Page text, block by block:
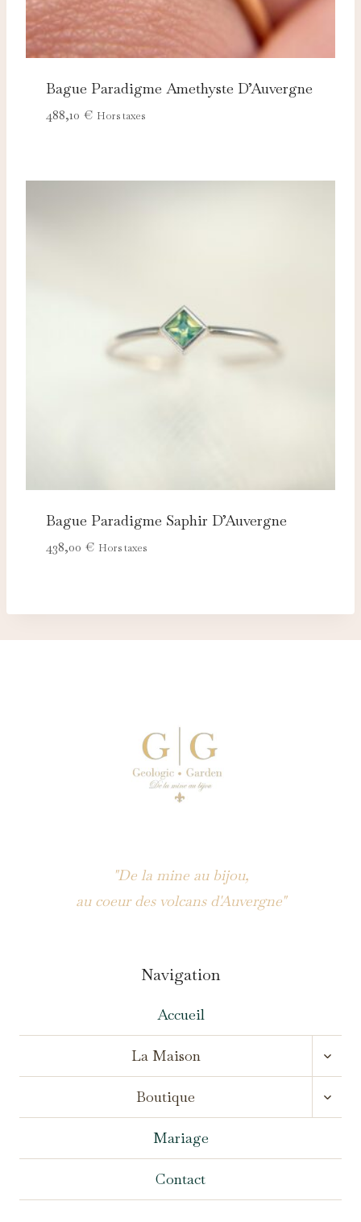
Bague Paradigme Amethyste D’Auvergne
488,10 € Hors taxes
Bague Paradigme Saphir D’Auvergne
438,00 € Hors taxes
"De la mine au bijou,
au coeur des volcans d'Auvergne"
Navigation
Accueil
La Maison
MENU
Boutique
MENU
Mariage
Contact